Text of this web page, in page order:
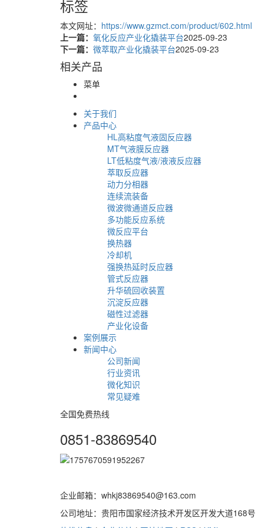
标签
本文网址： https://www.gzmct.com/product/602.html
上一篇： 氧化反应产业化撬装平台2025-09-23
下一篇： 微萃取产业化撬装平台2025-09-23
相关产品
菜单
关于我们
产品中心
HL高粘度气液固反应器
MT气液膜反应器
LT低粘度气液/液液反应器
萃取反应器
动力分相器
连续流装备
微波微通道反应器
多功能反应系统
微反应平台
换热器
冷却机
强换热延时反应器
管式反应器
升华硫回收装置
沉淀反应器
磁性过滤器
产业化设备
案例展示
新闻中心
公司新闻
行业资讯
微化知识
常见疑难
全国免费热线
0851-83869540
企业邮箱：whkj83869540@163.com
公司地址：贵阳市国家经济技术开发区开发大道168号